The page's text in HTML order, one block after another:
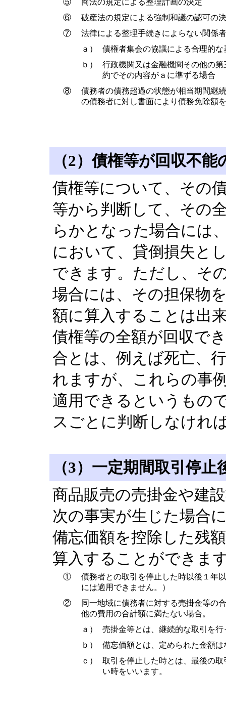
⑤
商法の規定による整理計画の決定
⑥
破産法の規定による強制和議の認可の
⑦
法律による整理手続きによらない関係
ａ）
債権者集会の協議による合理的
ｂ）
行政機関又は金融機関その他の
約でその内容がａに準ずる場合
⑧
債務者の債務超過の状態が相当期間継
の債務者に対し書面により債務免除額
（2）債権等が回収不能
債権等について、その
等から判断して、その
らかとなった場合には
において、貸倒損失と
できます。ただし、そ
場合には、その担保物
額に算入することは出
債権等の全額が回収で
合とは、例えば死亡、
れますが、これらの事
適用できるというもの
スごとに判断しなけれ
（3）一定期間取引停
商品販売の売掛金や建
次の事実が生じた場合
備忘価額を控除した残
算入することができま
①
債務者との取引を停止した時以後１年
には適用できません。）
②
同一地域に債務者に対する売掛金等の
他の費用の合計額に満たない場合。
ａ）
売掛金等とは、継続的な取引を
ｂ）
備忘価額とは、定められた金額
ｃ）
取引を停止した時とは、最後の
い時をいいます。